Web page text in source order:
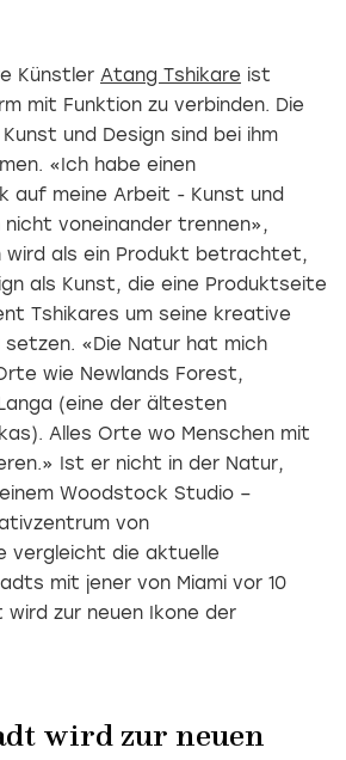
Künstler Atang Tshikare ist
mit Funktion zu verbinden. Die
und Design sind bei ihm
«Ich habe einen
auf meine Arbeit - Kunst und
nicht voneinander trennen»,
wird als ein Produkt betrachtet,
als Kunst, die eine Produktseite
Tshikares um seine kreative
setzen. «Die Natur hat mich
wie Newlands Forest,
(eine der ältesten
Alles Orte wo Menschen mit
Ist er nicht in der Natur,
Woodstock Studio –
von
vergleicht die aktuelle
mit jener von Miami vor 10
zur neuen Ikone der
wird zur neuen